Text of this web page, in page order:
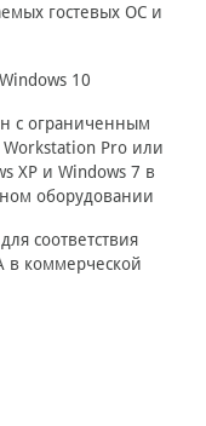
гостевых ОС и
10
с ограниченным
Pro или
XP и Windows 7 в
оборудовании
соответствия
в коммерческой